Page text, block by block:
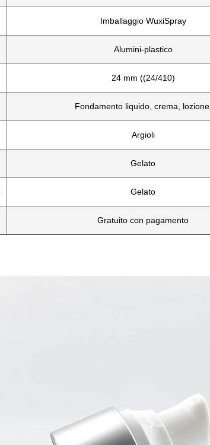
Imballaggio WuxiSpray
Alumini-plastico
24 mm ((24/410)
Fondamento liquido, crema, lozione.
Argioli
Gelato
Gelato
Gratuito con pagamento